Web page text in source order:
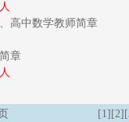
高中数学教师简章
章
页 [1] [2]